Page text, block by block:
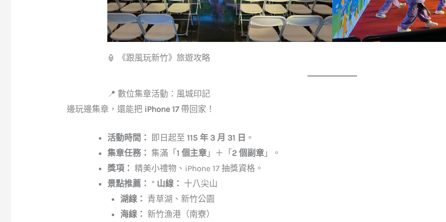
🏮 《跟風玩新竹》旅遊攻略
📍 數位集章活動：風城印記
邊玩邊集章，還能把 iPhone 17帶回家！
活動時間： 即日起至 115 年 3 月 31 日 。
集章任務： 集滿「 1 個主章 」＋「 2 個副章 」。
獎項： 精美小禮物、iPhone 17 抽獎資格。
景點推薦： * 山線： 十八尖山
湖線： 青草湖、新竹公園
海線： 新竹漁港（南寮）